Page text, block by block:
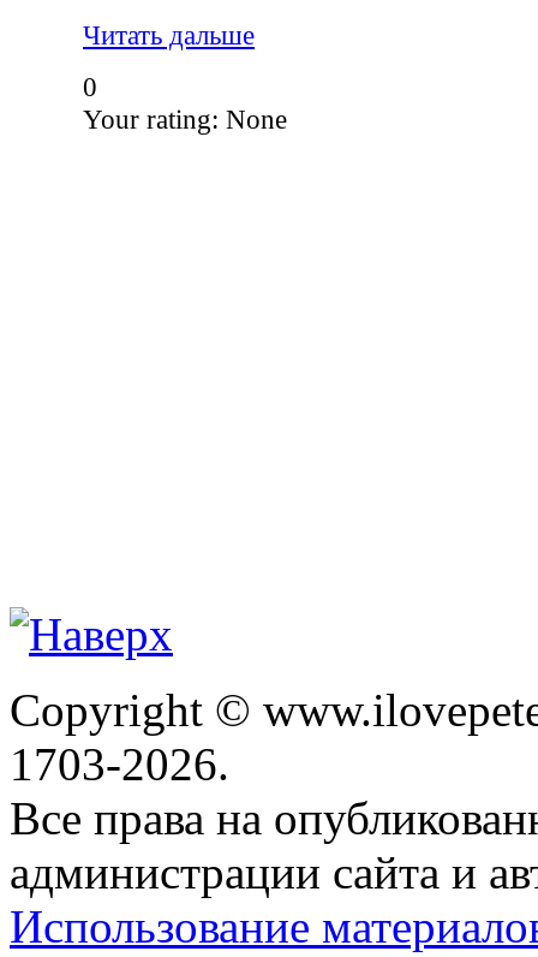
Читать дальше
0
Your rating: None
Copyright ©
1703-2026.
Все права на
администрации сайта и
Использование